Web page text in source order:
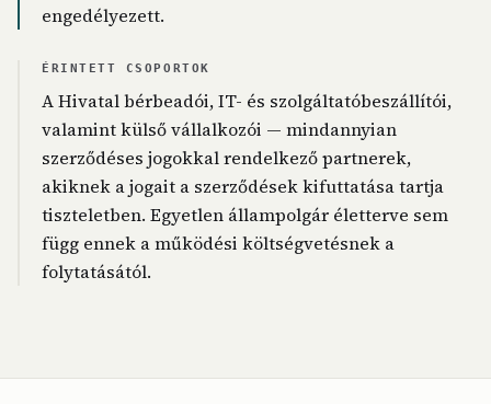
engedélyezett.
ÉRINTETT CSOPORTOK
A Hivatal bérbeadói, IT- és szolgáltatóbeszállítói,
valamint külső vállalkozói — mindannyian
szerződéses jogokkal rendelkező partnerek,
akiknek a jogait a szerződések kifuttatása tartja
tiszteletben. Egyetlen állampolgár életterve sem
függ ennek a működési költségvetésnek a
folytatásától.